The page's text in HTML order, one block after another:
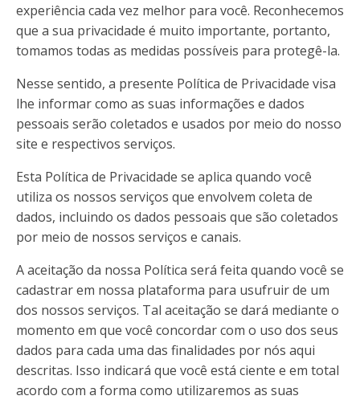
experiência cada vez melhor para você. Reconhecemos
que a sua privacidade é muito importante, portanto,
tomamos todas as medidas possíveis para protegê-la.
Nesse sentido, a presente Política de Privacidade visa
lhe informar como as suas informações e dados
pessoais serão coletados e usados por meio do nosso
site e respectivos serviços.
Esta Política de Privacidade se aplica quando você
utiliza os nossos serviços que envolvem coleta de
dados, incluindo os dados pessoais que são coletados
por meio de nossos serviços e canais.
A aceitação da nossa Política será feita quando você se
cadastrar em nossa plataforma para usufruir de um
dos nossos serviços. Tal aceitação se dará mediante o
momento em que você concordar com o uso dos seus
dados para cada uma das finalidades por nós aqui
descritas. Isso indicará que você está ciente e em total
acordo com a forma como utilizaremos as suas